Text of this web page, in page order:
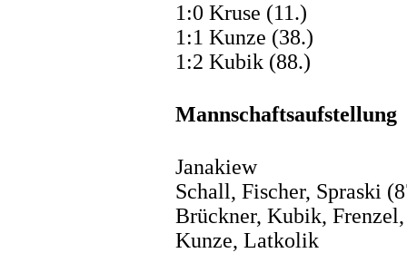
1:0 Kruse (11.)
1:1 Kunze (38.)
1:2 Kubik (88.)
Mannschaftsaufstellung
Janakiew
Schall, Fischer, Spraski
Brückner, Kubik,
Kunze, Latkolik